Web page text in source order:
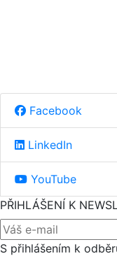
Facebook
LinkedIn
YouTube
PŘIHLÁŠENÍ K
S přihlášením k